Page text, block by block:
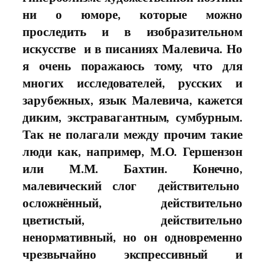
ни о юморе, которые можно
проследить и в изобразительном
искусстве и в писаниях Малевича. Но
я очень поражаюсь тoмy, чтo для
многих исследователей, русских и
зарубежных, язык Малевича, кажется
диким, экстравагантным, сумбурным.
Так не полагали между прочим такие
люди как, например, М.О. Гершензон
или М.М. Бахтин. Конечно,
малевический слог действительно
осложнённый, действительно
цветистый, действительно
ненормaтивный, но он одновременно
чрезвычайно экспрессивный и